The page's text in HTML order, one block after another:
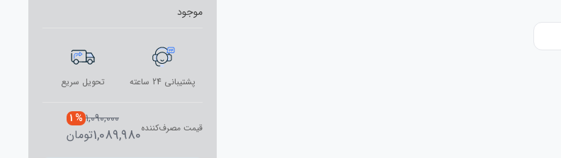
موجود
پشتیبانی 24 ساعته تحویل سریع
قیمت مصرف‌کننده
1,090,000
% 1
1,089,980تومان